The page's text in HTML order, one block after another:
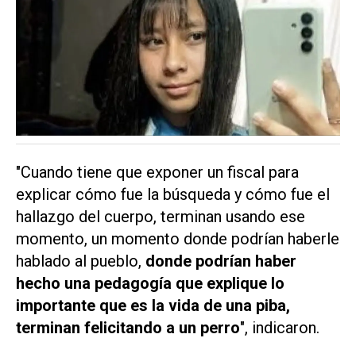
"Cuando tiene que exponer un fiscal para
explicar cómo fue la búsqueda y cómo fue el
hallazgo del cuerpo, terminan usando ese
momento, un momento donde podrían haberle
hablado al pueblo, donde podrían haber
hecho una pedagogía que explique lo
importante que es la vida de una piba,
terminan felicitando a un perro", indicaron.